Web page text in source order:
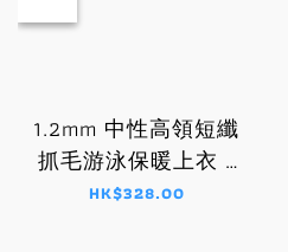
1.2mm 中性高領短纖
抓毛游泳保暖上衣 -
黑
HK$328.00